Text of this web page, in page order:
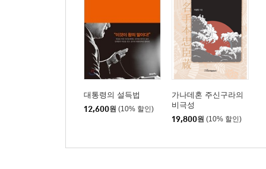
6장 외교 - 반기문의 “세계를 품어라!”
1. 반기문의 ‘UN 사무총장’
2. 대한민국 외교관
1. 김용의 ‘세계은행 총재’
대통령의 설득법
12,600원 (10% 할인)
가나데혼 주신구라의
비극성
19,800원 (10% 할인)